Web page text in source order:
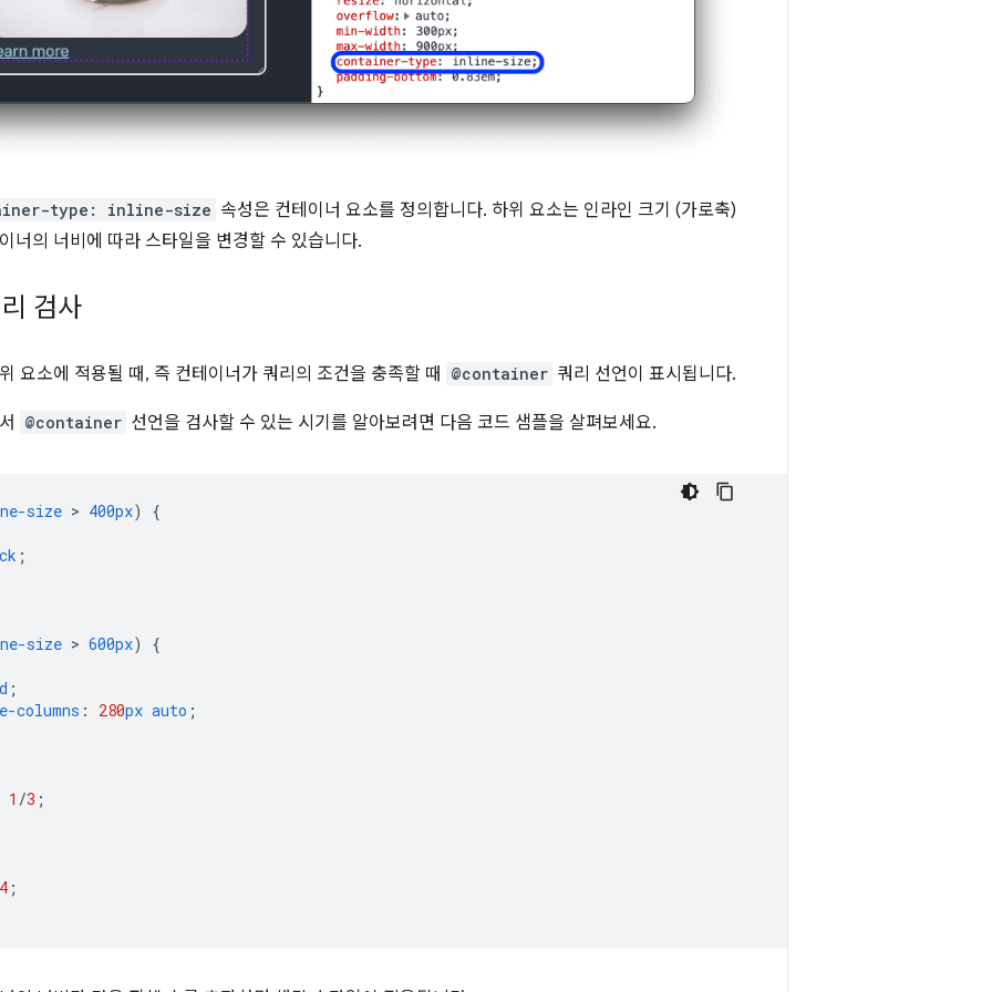
type: inline-size 속성은 컨테이너 요소를 정의합니다. 하위 요소는 인라인 크기 (가로축)
너의 너비에 따라 스타일을 변경할 수 있습니다.
검사
요소에 적용될 때, 즉 컨테이너가 쿼리의 조건을 충족할 때 @container 쿼리 선언이 표시됩니다.
@container 선언을 검사할 수 있는 시기를 알아보려면 다음 코드 샘플을 살펴보세요.
size > 400px) {
;
size > 600px) {
;
columns : 280px auto ;
1 /3 ;
4 ;